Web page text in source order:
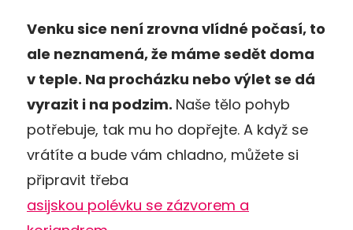
Venku sice není zrovna vlídné počasí, to
ale neznamená, že máme sedět doma
v teple. Na procházku nebo výlet se dá
vyrazit i na podzim. Naše tělo pohyb
potřebuje, tak mu ho dopřejte. A když se
vrátíte a bude vám chladno, můžete si
připravit třeba
asijskou polévku se zázvorem a